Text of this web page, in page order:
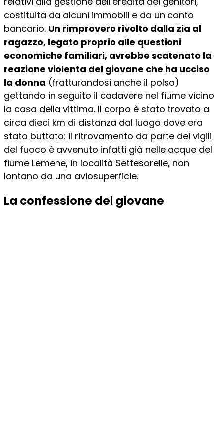
costituita da alcuni immobili e da un conto
bancario. Un rimprovero rivolto dalla zia al
ragazzo, legato proprio alle questioni
economiche familiari, avrebbe scatenato la
reazione violenta del giovane che ha ucciso
la donna (fratturandosi anche il polso)
gettando in seguito il cadavere nel fiume vicino
la casa della vittima. Il corpo è stato trovato a
circa dieci km di distanza dal luogo dove era
stato buttato: il ritrovamento da parte dei vigili
del fuoco è avvenuto infatti già nelle acque del
fiume Lemene, in località Settesorelle, non
lontano da una aviosuperficie.
La confessione del giovane